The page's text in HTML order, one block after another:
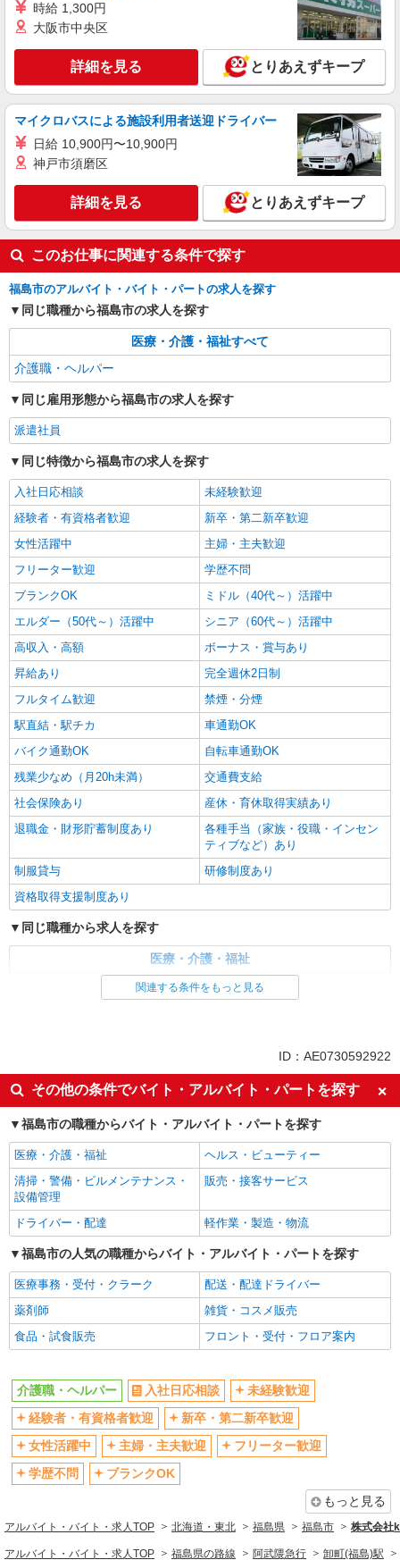
キープ 詳細を見る
アルバイト パート 派遣社員 紹介予定派遣
日研トータルソーシング株式会社 メディカルケア事業部/仙台オフィ
ス
介護スタッフ／資格あり or 経験者
給1,330円〜 ◆初任者研修・未経験：時給1,330
円〜 ◆初任者研修・経験者：時給1,360円〜 ◆介
護福祉士：時給1,380円〜 ※経験者は3ヶ月以上 ※
給与幅は経験・能力による ★週払いOK（規定あ
り）
福島県福島市 【最寄駅】JR東北本線「松川」
駅 ★勤務地は3000ヶ所以上★ 自宅から通いやす
いエリアなど、お好きな勤務地をお選び下さ
い！！
キープ
日研トータルソーシング株式会社 メディカルケア事業部/仙台オフィ
未経験・無資格OKの介護スタッフ
り） ※給与幅は経験・能力による
福島県福島市 【最寄駅】JR奥羽本線「庭坂」
いエリアなど、お好きな勤務地をお選び下さ
い！！
アルバイト パート 派遣社員
日研トータルソーシング株式会社 メディカルケア事業部/仙台オフィ
ス【看護助手】
看護助手（ナースエイド）
時給1,200円 ★週払いOK（規定あり） ※給与
幅は経験・能力による
福島県福島市 【最寄駅】阿武隈急行「福島学
キープ 詳細を見る
時給 1,300円
大阪市中央区
詳細を見る とりあえずキープ
マイクロバスによる施設利用者送迎ドライバー
日給 10,900円〜10,900円
神戸市須磨区
詳細を見る とりあえずキープ
このお仕事に関連する条件で探す
福島市のアルバイト・バイト・パートの求人を探す
同じ職種から福島市の求人を探す
医療・介護・福祉すべて
介護職・ヘルパー
同じ雇用形態から福島市の求人を探す
派遣社員
同じ特徴から福島市の求人を探す
入社日応相談
未経験歓迎
経験者・有資格者歓迎
新卒・第二新卒歓迎
女性活躍中
主婦・主夫歓迎
フリーター歓迎
学歴不問
ブランクOK
ミドル（40代～）活躍中
エルダー（50代～）活躍中
シニア（60代～）活躍中
高収入・高額
ボーナス・賞与あり
昇給あり
完全週休2日制
フルタイム歓迎
禁煙・分煙
駅直結・駅チカ
車通勤OK
バイク通勤OK
自転車通勤OK
残業少なめ（月20h未満）
交通費支給
社会保険あり
産休・育休取得実績あり
退職金・財形貯蓄制度あり
各種手当（家族・役職・インセン
ティブなど）あり
制服貸与
研修制度あり
資格取得支援制度あり
同じ職種から求人を探す
医療・介護・福祉
ボーナス・賞与あり
車通勤OK
交通費支給
社会保険あり
産休・育休取得実績あり
関連する条件をもっと見る
ID：AE0730592922
その他の条件でバイト・アルバイト・パートを探す
福島市の職種からバイト・アルバイト・パートを探す
医療・介護・福祉
ヘルス・ビューティー
清掃・警備・ビルメンテナンス・
設備管理
販売・接客サービス
ドライバー・配達 軽作業・製造・物流
福島市の人気の職種からバイト・アルバイト・パートを探す
医療事務・受付・クラーク
配送・配達ドライバー
薬剤師
雑貨・コスメ販売
食品・試食販売
フロント・受付・フロア案内
介護職・ヘルパー 入社日応相談
未経験歓迎
経験者・有資格者歓迎
新卒・第二新卒歓迎
女性活躍中
主婦・主夫歓迎
フリーター歓迎
学歴不問
ブランクOK
もっと見る
アルバイト・バイト・求人TOP 北海道・東北 福島県 福島市 株式会社
アルバイト・バイト・求人TOP 福島県の路線 阿武隈急行 卸町(福島)駅